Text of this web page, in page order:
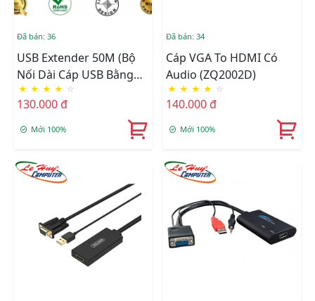
Đã bán: 36
USB Extender 50M (Bộ
Nối Dài Cáp USB Bằng
Dây LAN)
★ ★ ★ ★ ☆
130.000 đ
Mới 100%
Đã bán: 34
Cáp VGA To HDMI Có
Audio (ZQ2002D)
★ ★ ★ ★ ☆
140.000 đ
Mới 100%